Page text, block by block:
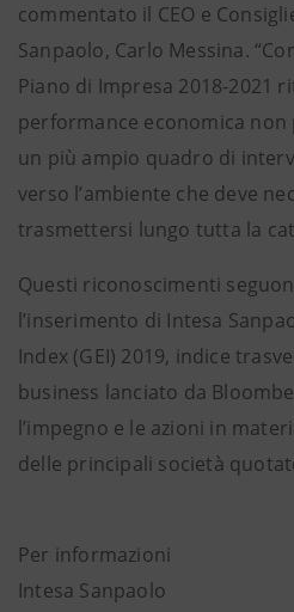
commentato il CEO e
Sanpaolo, Carlo Messina.
Piano di Impresa 2018-2021
performance economica non
un più ampio quadro di
verso l’ambiente che deve
trasmettersi lungo tutta la
Questi riconoscimenti
l’inserimento di Intesa
Index (GEI) 2019, indice
business lanciato da
l’impegno e le azioni in
delle principali società
Per informazioni
Intesa Sanpaolo